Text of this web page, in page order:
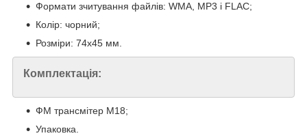
Формати зчитування файлів: WMA, MP3 і FLAC;
Колір: чорний;
Розміри: 74х45 мм.
Комплектація:
ФМ трансмітер M18;
Упаковка.